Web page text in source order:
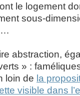
le logement
sous-
abstraction,
» :
loin de la
visible dans